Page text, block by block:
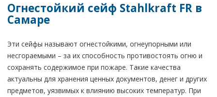
Огнестойкий сейф Stahlkraft FR в
Самаре
Эти сейфы называют огнестойкими, огнеупорными или
несгораемыми – за их способность противостоять огню и
сохранять содержимое при пожаре. Такие качества
актуальны для хранения ценных документов, денег и других
предметов, уязвимых к влиянию высоких температур. При